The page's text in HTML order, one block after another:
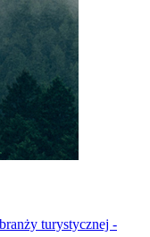
turystycznej -